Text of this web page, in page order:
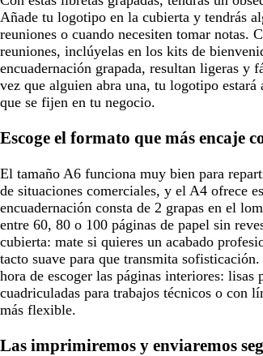
Añade tu logotipo en la cubierta y tendrás
reuniones o cuando necesiten tomar notas.
reuniones, inclúyelas en los kits de
encuadernación grapada, resultan ligeras y
vez que alguien abra una, tu logotipo
que se fijen en tu negocio.
Escoge el formato que más encaje
El tamaño A6 funciona muy bien para
de situaciones comerciales, y el A4 ofrece
encuadernación consta de 2 grapas en el
entre 60, 80 o 100 páginas de papel sin
cubierta: mate si quieres un acabado
tacto suave para que transmita
hora de escoger las páginas interiores: lisas
cuadriculadas para trabajos técnicos o con
más flexible.
Las imprimiremos y enviaremos